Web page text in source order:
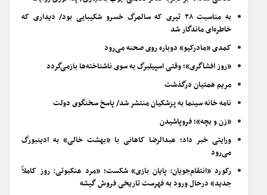
به مناسبت ۲۸ تیری که سالمرگ خسرو شکیبایی بود/ دیداری که
خاطره‌ای ماندگار شد
کمدی «مادرکیو» دوباره روی صحنه می‌رود
«روز افشاگری»؛ وقتی اسپیلبرگ به سوی ناشناخته‌ها بازمی‌گردد
مریم همتیان درگذشت
نامه خانه سینما به پزشکیان منتشر شد/ پاسخ سخنگوی دولت
«زن و بچه»؛ فروپاشیدن
ورایتی خبر داد؛ عبدالرضا کاهانی با «بهشت خالی» به ادینبورگ
می‌رود
رکورد «انتقام‌جویان: پایان بازی» شکست؛ «مرد عنکبوتی: روز کاملاً
جدید» درحال ورود به فهرست تاریخی فروش گیشه